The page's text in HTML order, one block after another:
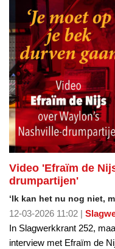
Video 'Efraïm de
drumpartijen'
‘Ik kan het nu nog niet,
12-03-2026 11:02 |
In Slagwerkkrant 252,
interview met Efraïm de